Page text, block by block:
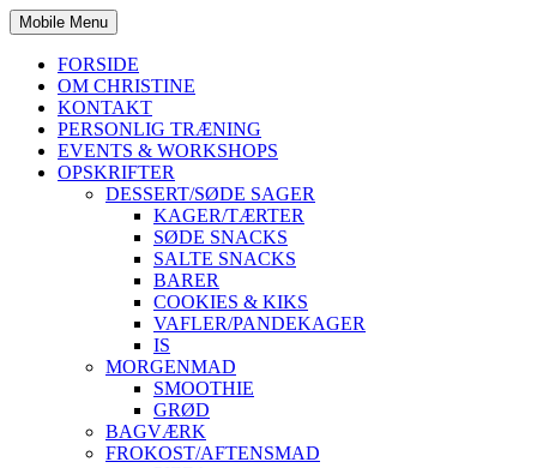
Mobile Menu
FORSIDE
OM CHRISTINE
KONTAKT
PERSONLIG TRÆNING
EVENTS & WORKSHOPS
OPSKRIFTER
DESSERT/SØDE SAGER
KAGER/TÆRTER
SØDE SNACKS
SALTE SNACKS
BARER
COOKIES & KIKS
VAFLER/PANDEKAGER
IS
MORGENMAD
SMOOTHIE
GRØD
BAGVÆRK
FROKOST/AFTENSMAD